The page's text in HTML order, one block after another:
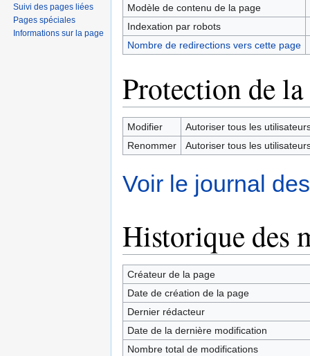
Modèle de contenu de la page
Indexation par robots
Nombre de redirections vers cette page
Protection de la
Modifier
Autoriser tous les
Renommer
Autoriser tous les
Voir le journal
Historique des
Créateur de la page
Date de création de la page
Dernier rédacteur
Date de la dernière modification
Nombre total de modifications
Suivi des pages liées
Pages spéciales
Informations sur la page